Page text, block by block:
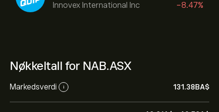
Innovex International Inc
-8.47%
Nøkkeltall for NAB.ASX
Markedsverdi i 131.38B‎A$‎